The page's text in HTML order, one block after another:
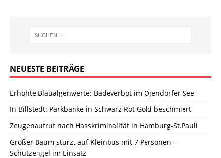
NEUESTE BEITRÄGE
Erhöhte Blaualgenwerte: Badeverbot im Öjendorfer See
In Billstedt: Parkbänke in Schwarz Rot Gold beschmiert
Zeugenaufruf nach Hasskriminalität in Hamburg-St.Pauli
Großer Baum stürzt auf Kleinbus mit 7 Personen –
Schutzengel im Einsatz